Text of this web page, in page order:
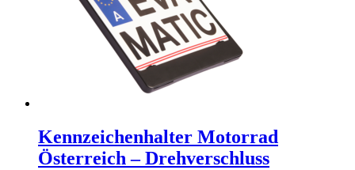
Kennzeichenhalter Motorrad
Österreich – Drehverschluss